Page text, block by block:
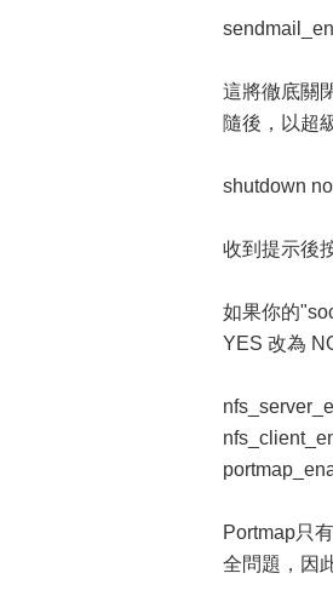
這將徹底關
隨後，以超
shutdown
收到提示後
如果你的
YES 改為
Portmap只
全問題，因